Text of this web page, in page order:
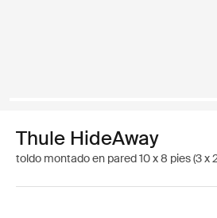
Thule HideAway
toldo montado en pared 10 x 8 pies (3 x